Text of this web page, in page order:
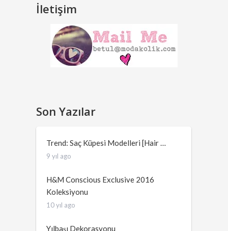
İletişim
Son Yazılar
Trend: Saç Küpesi Modelleri [Hair …
9 yıl ago
H&M Conscious Exclusive 2016
Koleksiyonu
10 yıl ago
Yılbaşı Dekorasyonu